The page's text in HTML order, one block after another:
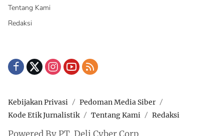
Tentang Kami
Redaksi
Kebijakan Privasi
Pedoman Media Siber
Kode Etik Jurnalistik
Tentang Kami Redaksi